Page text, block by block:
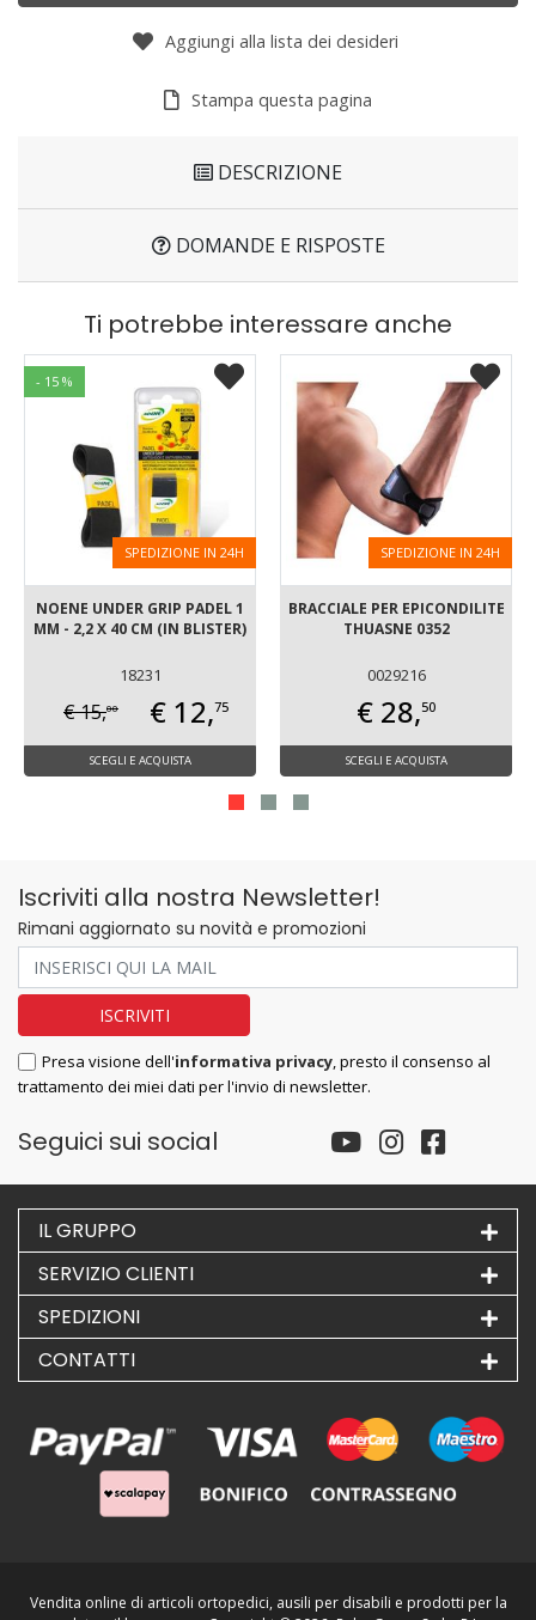
Aggiungi alla lista dei desideri
Stampa questa pagina
DESCRIZIONE
DOMANDE E RISPOSTE
Ti potrebbe interessare anche
- 15 %
SPEDIZIONE IN 24H
NOENE UNDER GRIP PADEL 1
MM - 2,2 X 40 CM (IN BLISTER)
18231
€ 15,00 € 12,75
SCEGLI E ACQUISTA
SPEDIZIONE IN 24H
BRACCIALE PER EPICONDILITE
THUASNE 0352
0029216
€ 28,50
SCEGLI E ACQUISTA
Iscriviti alla nostra Newsletter!
Rimani aggiornato su novità e promozioni
Presa visione dell'informativa privacy , presto il consenso al
trattamento dei miei dati per l'invio di newsletter.
Seguici sui social
IL GRUPPO
SERVIZIO CLIENTI
SPEDIZIONI
CONTATTI
Vendita online di articoli ortopedici, ausili per disabili e prodotti per la